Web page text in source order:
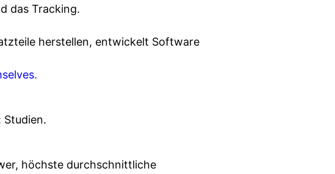
das Tracking.
herstellen, entwickelt Software
höchste durchschnittliche